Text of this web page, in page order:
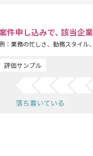
件申し込みで､ 該当企
：業務の忙しさ、勤務スタイル